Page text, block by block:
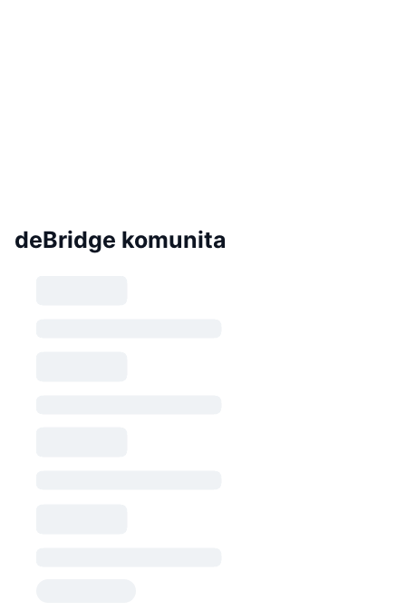
deBridge komunita